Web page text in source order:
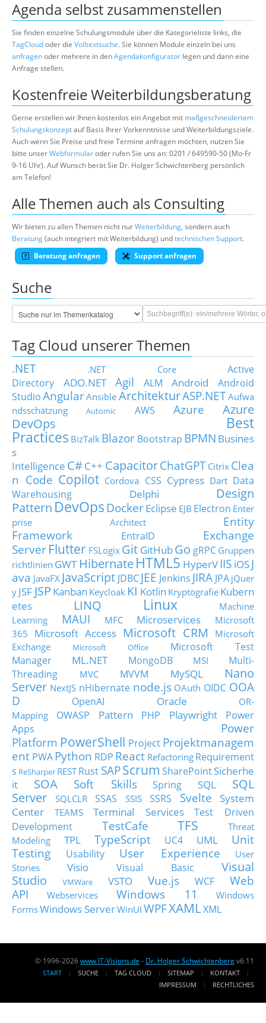
Agenda selbst zusammenstellen
Sie finden einzelne Schulungsmodule über die Kategorieliste links, die
TagCloudoder die Volltextsuche. Sie können Module einzeln bei uns
anfragenoder mehrere in denAgendakonfigurator legen und dann eine
Anfrage stellen.
Kostenfreie Weiterbildungsberatung
Gerne erstellen wir Ihnen kostenlos ein Angebot mit maßgeschneidertem
Schulungskonzeptauf Basis Ihrer Vorkenntnisse und Weiterbildungsziele.
Auch wenn Sie Preise und freie Termine anfragen möchten, nutzen Sie
bitte unserWebformularoder rufen Sie uns an: 0201 / 649590-50 (Mo-Fr
9-16 Uhr). Auf Wunsch berät Sie Dr. Holger Schwichtenberg persönlich
am Telefon!
Alle Themen auch als Consulting
Wir bieten zu allen Themen nicht nurWeiterbildung, sondern auch
Beratung(auch integriert mit Weiterbildung) undtechnischen Support.
Beratung anfragen
Support anfragen
Suche
Tag Cloud unserer Themen
.NET .NET Core
Active
Directory
ADO.NET Agil ALM Android
Android
StudioAngularAnsible ArchitekturASP.NETAufwa
ndsschätzung
Automic AWS Azure
Azure
DevOps
Best
Practices BizTalk Blazor Bootstrap BPMN Busines
s
Intelligence C#C++ CapacitorChatGPT Citrix Clea
n Code Copilot Cordova CSS Cypress Dart Data
Warehousing
Delphi
Design
Pattern DevOps DockerEclipse EJB Electron Enter
prise Architect
Entity
Framework
EntraID
Exchange
Server Flutter FSLogix Git GitHubGo gRPC Gruppen
richtlinien GWT HibernateHTML5 HyperVIIS iOSJ
ava JavaFX JavaScript JDBC JEE Jenkins JIRA JPA jQuer
y JSF JSP Kanban Keycloak KI Kotlin Kryptografie Kubern
etes
LINQ Linux
Machine
Learning
MAUI MFC Microservices
Microsoft
365
Microsoft Access Microsoft CRM
Microsoft
Exchange
Microsoft Office
Microsoft Test
Manager
ML.NET MongoDB MSI
Multi-
Threading
MVC MVVM MySQL
Nano
Server NextJS nHibernate node.js OAuth OIDC OOA
D
OpenAI Oracle
OR-
Mapping
OWASP Pattern PHP Playwright
Power
Apps
Power
Platform PowerShell Project Projektmanagem
ent PWA Python RDP React Refactoring Requirement
s ReSharper RESTRust SAPScrum SharePointSicherhe
it
SOA Soft Skills Spring SQL
SQL
Server
SQLCLR SSAS SSIS SSRS Svelte
System
Center
TEAMS Terminal Services
Test Driven
Development
TestCafe TFS
Threat
Modeling
TPL TypeScript UC4 UML
Unit
Testing
Usability User Experience
User
Stories
Visio Visual Basic
Visual
Studio
VMWare VSTO Vue.js WCF
Web
API
Webservices Windows 11
Windows
FormsWindows ServerWinUI WPFXAMLXML
© 1996-2026www.IT-Visions.de - Dr. Holger Schwichtenbergv6.11
START SUCHE TAG CLOUD SITEMAP
KONTAKT
IMPRESSUM
RECHTLICHES